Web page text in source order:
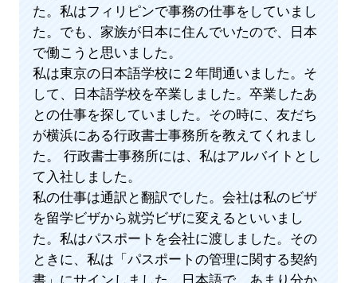
た。私はフィリピンで事務の仕事をしていまし
た。でも、家族が日本に住んでいたので、日本
で働こうと思いました。
私は東京の日本語学校に２年間通いました。そ
して、日本語学校を卒業しました。卒業したあ
との仕事を探していました。その時に、友だち
が横浜にある行政書士事務所を教えてくれまし
た。 行政書士事務所には、私はアルバイトとし
て入社しました。
私の仕事は通訳と翻訳でした。会社は私のビザ
を留学ビザから就労ビザに変えるといいまし
た。私はパスポートを会社に渡しました。その
ときに、私は「パスポートの管理に関する契約